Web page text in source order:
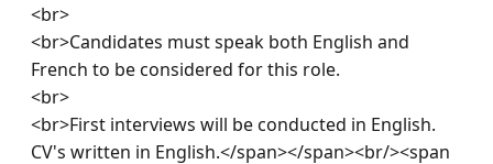
<br>
<br>Candidates must speak both English and
French to be considered for this role.
<br>
<br>First interviews will be conducted in English.
CV's written in English.</span></span><br/><span